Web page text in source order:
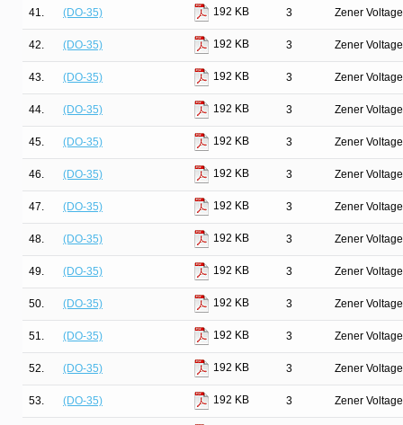
41. (DO-35) 192 KB 3 Zener
42. (DO-35) 192 KB 3 Zener
43. (DO-35) 192 KB 3 Zener
44. (DO-35) 192 KB 3 Zener
45. (DO-35) 192 KB 3 Zener
46. (DO-35) 192 KB 3 Zener
47. (DO-35) 192 KB 3 Zener
48. (DO-35) 192 KB 3 Zener
49. (DO-35) 192 KB 3 Zener
50. (DO-35) 192 KB 3 Zener
51. (DO-35) 192 KB 3 Zener
52. (DO-35) 192 KB 3 Zener
53. (DO-35) 192 KB 3 Zener